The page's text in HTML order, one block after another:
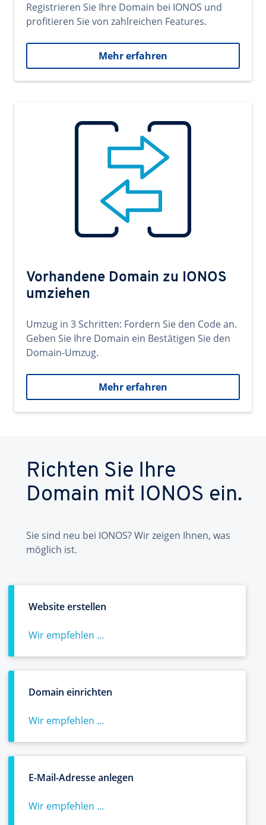
Registrieren Sie Ihre Domain bei IONOS und
profitieren Sie von zahlreichen Features.
Mehr erfahren
Vorhandene Domain zu IONOS
umziehen
Umzug in 3 Schritten: Fordern Sie den Code an.
Geben Sie Ihre Domain ein Bestätigen Sie den
Domain-Umzug.
Mehr erfahren
Richten Sie Ihre
Domain mit IONOS ein.
Sie sind neu bei IONOS? Wir zeigen Ihnen, was
möglich ist.
Website erstellen
Wir empfehlen ...
Domain einrichten
Wir empfehlen ...
E-Mail-Adresse anlegen
Wir empfehlen ...